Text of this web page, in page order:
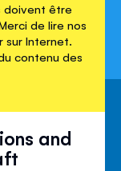
doivent être
de lire nos
sur Internet.
contenu des
and